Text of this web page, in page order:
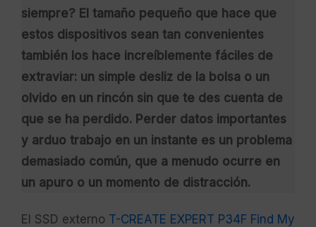
siempre? El tamaño pequeño que hace que
estos dispositivos sean tan convenientes
también los hace increíblemente fáciles de
extraviar: un simple desliz de la bolsa o un
olvido en un rincón sin que te des cuenta de
que se ha perdido. Perder datos importantes
y arduo trabajo en un instante es un problema
demasiado común, que a menudo ocurre en
un apuro o un momento de distracción.
El SSD externo T-CREATE EXPERT P34F Find My